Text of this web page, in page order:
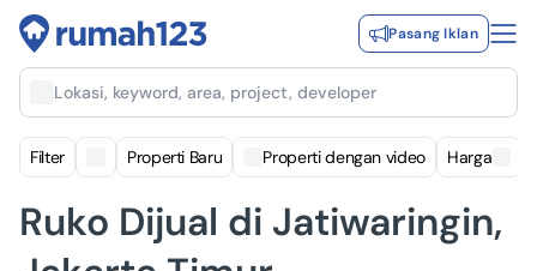
Pasang Iklan
Lokasi, keyword, area, project, developer
Filter Properti Baru Properti dengan video Harga
Ruko Dijual di Jatiwaringin,